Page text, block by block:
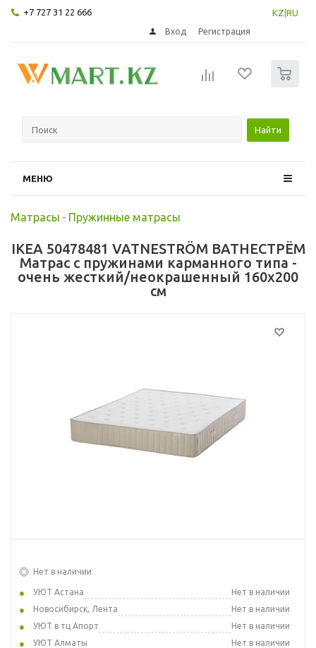
+7 727 31 22 666 KZ RU
Вход Регистрация
Найти
МЕНЮ
Матрасы - Пружинные матрасы
IKEA 50478481 VATNESTRÖM ВАТНЕСТРЁМ
Матрас с пружинами карманного типа -
очень жесткий/неокрашенный 160x200
см
Нет в наличии
УЮТ Астана
Нет в наличии
Новосибирск, Лента
Нет в наличии
УЮТ в тц Апорт
Нет в наличии
УЮТ Алматы
Нет в наличии